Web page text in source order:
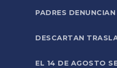
PADRES
DESCARTAN
EL 14 DE AGOSTO